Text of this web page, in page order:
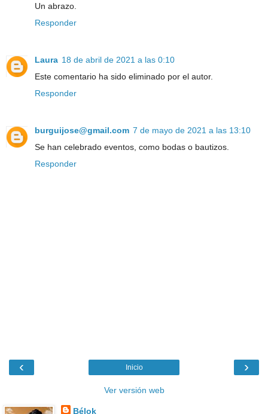
Un abrazo.
Responder
Laura 18 de abril de 2021 a las 0:10
Este comentario ha sido eliminado por el autor.
Responder
burguijose@gmail.com 7 de mayo de 2021 a las 13:10
Se han celebrado eventos, como bodas o bautizos.
Responder
‹ ›
Inicio
Ver versión web
Bélok